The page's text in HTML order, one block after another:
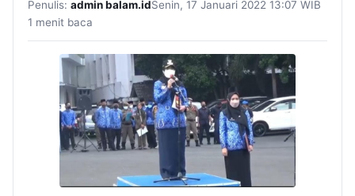
Penulis: admin balam.idSenin, 17 Januari 2022 13:07 WIB
1 menit baca